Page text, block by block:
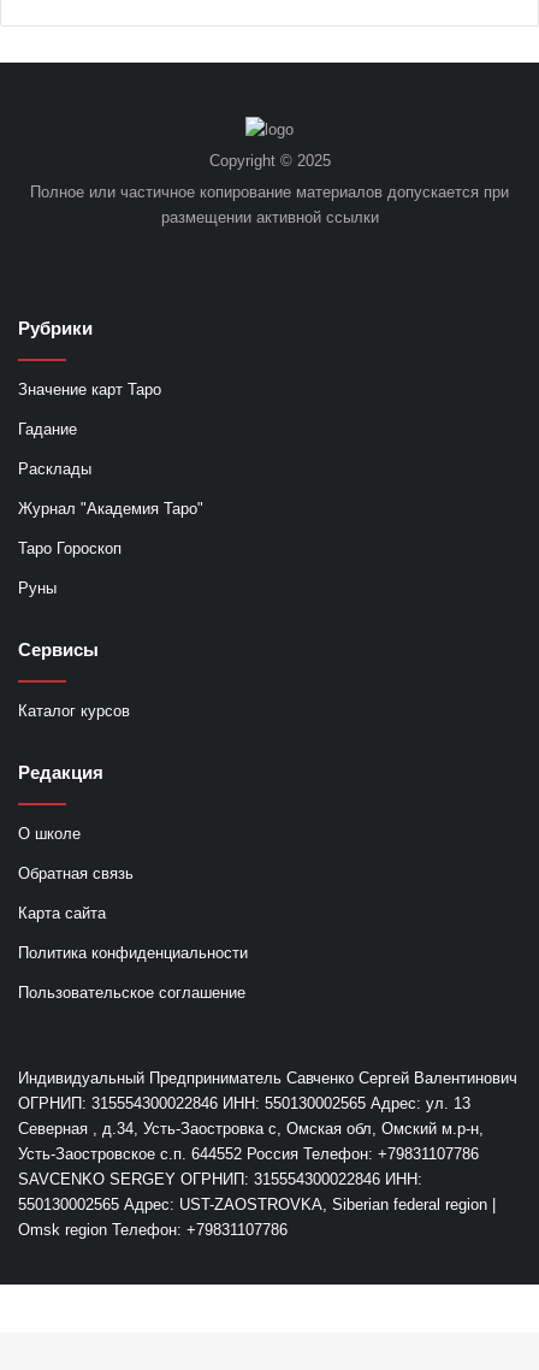
Copyright © 2025
Полное или частичное копирование материалов допускается при
размещении активной ссылки
Рубрики
Значение карт Таро
Гадание
Расклады
Журнал "Академия Таро"
Таро Гороскоп
Руны
Сервисы
Каталог курсов
Редакция
О школе
Обратная связь
Карта сайта
Политика конфиденциальности
Пользовательское соглашение
Индивидуальный Предприниматель Савченко Сергей Валентинович
ОГРНИП: 315554300022846 ИНН: 550130002565 Адрес: ул. 13
Северная , д.34, Усть-Заостровка с, Омская обл, Омский м.р-н,
Усть-Заостровское с.п. 644552 Россия Телефон: +79831107786
SAVCENKO SERGEY ОГРНИП: 315554300022846 ИНН:
550130002565 Адрес: UST-ZAOSTROVKA, Siberian federal region |
Omsk region Телефон: +79831107786